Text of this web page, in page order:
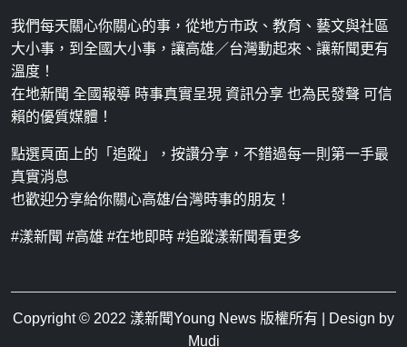
我們每天關心你關心的事，從地方市政、教育、藝文與社區
大小事，到全國大小事，讓高雄／台灣動起來、讓新聞更有
溫度！
在地新聞 全國報導 時事真實呈現 資訊分享 也為民發聲 可信
賴的優質媒體！
點選頁面上的「追蹤」，按讚分享，不錯過每一則第一手最
真實消息
也歡迎分享給你關心高雄/台灣時事的朋友！
#漾新聞 #高雄 #在地即時 #追蹤漾新聞看更多
Copyright © 2022 漾新聞Young News 版權所有 | Design by
Mudi